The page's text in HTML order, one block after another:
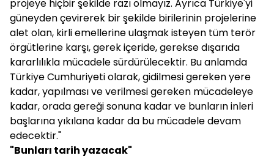
projeye hiçbir şekilde razı olmayız. Ayrıca Türkiye'yi
güneyden çevirerek bir şekilde birilerinin projelerine
alet olan, kirli emellerine ulaşmak isteyen tüm terör
örgütlerine karşı, gerek içeride, gerekse dışarıda
kararlılıkla mücadele sürdürülecektir. Bu anlamda
Türkiye Cumhuriyeti olarak, gidilmesi gereken yere
kadar, yapılması ve verilmesi gereken mücadeleye
kadar, orada gereği sonuna kadar ve bunların inleri
başlarına yıkılana kadar da bu mücadele devam
edecektir."
"Bunları tarih yazacak"